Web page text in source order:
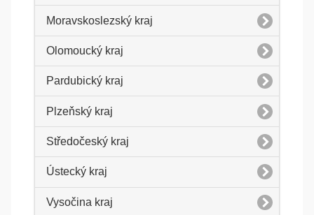
Moravskoslezský kraj
Olomoucký kraj
Pardubický kraj
Plzeňský kraj
Středočeský kraj
Ústecký kraj
Vysočina kraj